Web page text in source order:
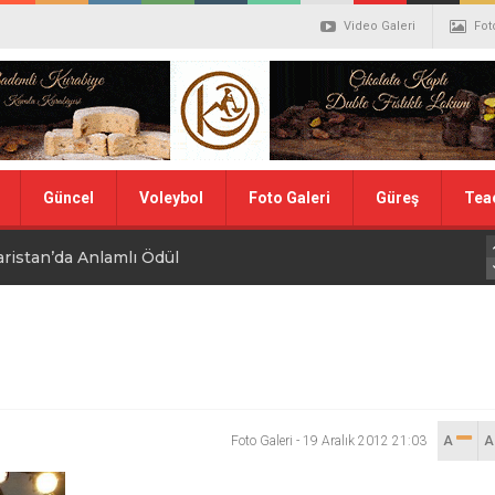
Video Galeri
Güncel Voleybol Foto Galeri Güreş
Anlamlı Ödül
Günü
Foto Galeri - 19 Aralık 2012 21:03 A